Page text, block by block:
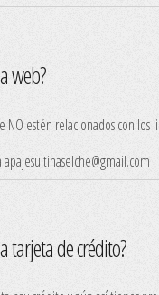
web?
NO estén relacionados con los
tarjeta de crédito?